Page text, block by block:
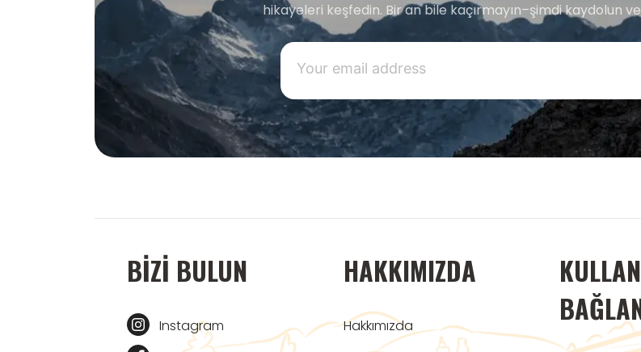
hikayeleri keşfedin. Bir an bile kaçırmayın–şimdi kaydolun
BIZI BULUN
Instagram
HAKKIMIZDA
Hakkımızda